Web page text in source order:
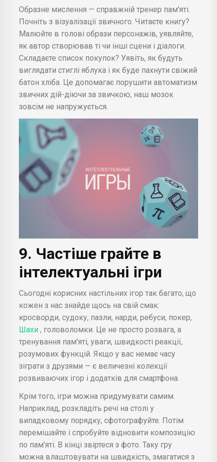
Образне мислення — справжній тренер пам'яті.
Почніть з візуалізації звичного. Читаєте книгу?
Малюйте в голові образи персонажів, уявляйте,
як автор створював ті чи інші сцени і діалоги.
Складаєте список покупок? Уявіть, як будуть
виглядати стиглі яблука і як буде пахнути свіжий
батон хліба. Це допомагає порушити автоматизм
звичних дій-діючи за звичкою, наш мозок
зовсім не напружується.
9. Частіше грайте в
інтелектуальні ігри
Сьогодні корисних настільних ігор так багато, що
кожен з нас знайде щось на свій смак:
кросворди, судоку, пазли, нарди, ребуси, покер,
Шахи , головоломки. Це не просто розвага, а
тренування пам'яті, уваги, швидкості реакції,
розумових функцій. Якщо у вас немає часу
зіграти з друзями — є величезні колекції
розвиваючих ігор і додатків для смартфона.
Крім того, ігри можна придумувати самим.
Наприклад, розкладіть речі на столі у
випадковому порядку, сфотографуйте. Потім
перемішайте і спробуйте відновити композицію
по пам'яті. В кінці звіртеся з фото. Таку гру
можна влаштовувати на швидкість, змагатися з